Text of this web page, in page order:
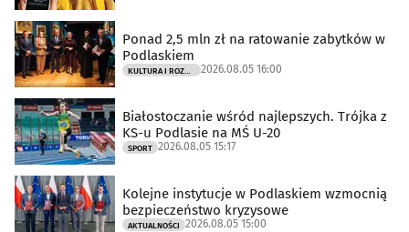
Ponad 2,5 mln zł na ratowanie zabytków w
Podlaskiem
KULTURA I ROZRYWKA 2026.08.05 16:00
Białostoczanie wśród najlepszych. Trójka z
KS-u Podlasie na MŚ U-20
SPORT 2026.08.05 15:17
Kolejne instytucje w Podlaskiem wzmocnią
bezpieczeństwo kryzysowe
AKTUALNOŚCI 2026.08.05 15:00